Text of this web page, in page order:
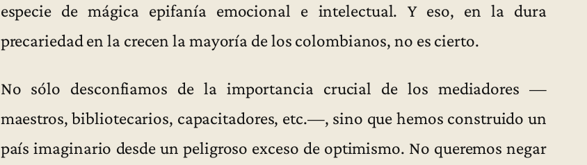
especie de mágica epifanía emocional e intelectual. Y eso, en la dura
precariedad en la crecen la mayoría de los colombianos, no es cierto.
No sólo desconfiamos de la importancia crucial de los mediadores —
maestros, bibliotecarios, capacitadores, etc.—, sino que hemos construido un
país imaginario desde un peligroso exceso de optimismo. No queremos negar